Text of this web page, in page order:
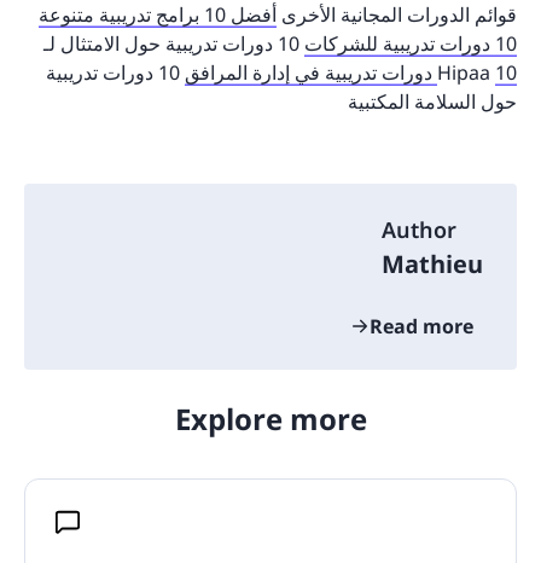
قوائم الدورات المجانية الأخرى أفضل 10 برامج تدريبية متنوعة
10 دورات تدريبية للشركات
10 دورات تدريبية حول الامتثال لـ
Hipaa 10 دورات تدريبية في إدارة المرافق
10 دورات تدريبية
حول السلامة المكتبية
Author
Mathieu
Read more
Explore more